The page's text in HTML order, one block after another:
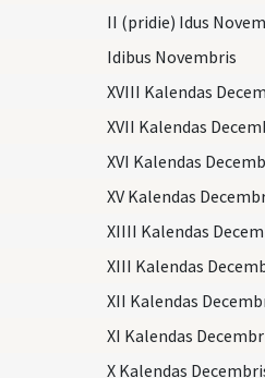
II (pridie) Idus
Idibus Novembris
XVIII Kalendas
XVII Kalendas
XVI Kalendas
XV Kalendas
XIIII Kalendas
XIII Kalendas
XII Kalendas
XI Kalendas
X Kalendas